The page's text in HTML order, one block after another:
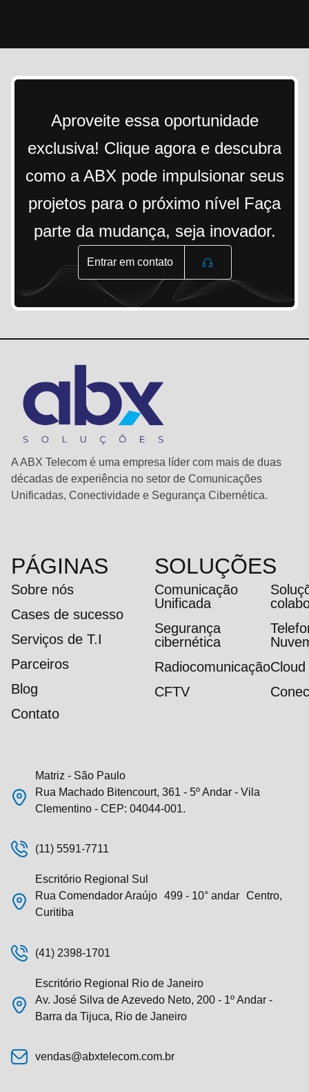
Aproveite essa oportunidade
exclusiva! Clique agora e descubra
como a ABX pode impulsionar seus
projetos para o próximo nível Faça
parte da mudança, seja inovador.
Entrar em contato
A ABX Telecom é uma empresa líder com mais de duas
décadas de experiência no setor de Comunicações
Unificadas, Conectividade e Segurança Cibernética.
PÁGINAS
Sobre nós
Cases de sucesso
Serviços de T.I
Parceiros
Blog
Contato
SOLUÇÕES
Comunicação
Unificada
Segurança
cibernética
RadiocomunicaçãoCloud
CFTV
Matriz - São Paulo
Rua Machado Bitencourt, 361 - 5º Andar - Vila
Clementino - CEP: 04044-001.
(11) 5591-7711
Escritório Regional Sul
Rua Comendador Araújo 499 - 10° andar Centro,
Curitiba
(41) 2398-1701
Escritório Regional Rio de Janeiro
Av. José Silva de Azevedo Neto, 200 - 1º Andar -
Barra da Tijuca, Rio de Janeiro
vendas@abxtelecom.com.br